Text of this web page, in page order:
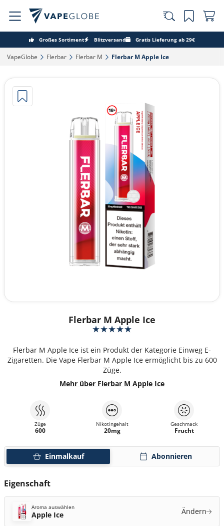
Großes Sortiment Blitzversand Gratis Lieferung ab 29€
VapeGlobe‎ Flerbar‎ Flerbar M‎ Flerbar M Apple Ice‎
Flerbar M Apple Ice
Flerbar M Apple Ice ist ein Produkt der Kategorie Einweg E-
Zigaretten. Die Vape Flerbar M Apple Ice ermöglicht bis zu 600
Züge.
Mehr über Flerbar M Apple Ice
Einmalkauf Abonnieren
Züge
600
Nikotingehalt
20mg
Geschmack
Frucht
Eigenschaft
Aroma auswählen
Apple Ice Ändern